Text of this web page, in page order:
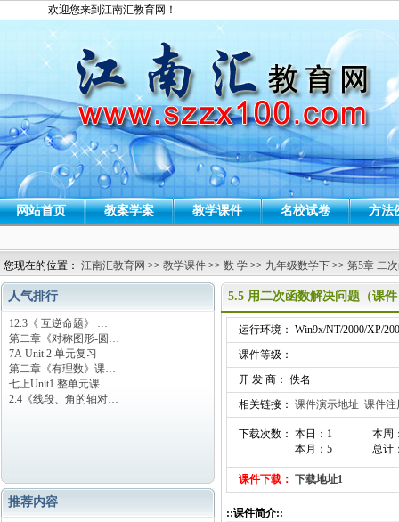
欢迎您来到江南汇教育网！
网站首页 教案学案 教学课件 名校试卷 方法
您现在的位置： 江南汇教育网 >> 教学课件 >> 数 学 >> 九年级数学下 >> 第5章 二
人气排行
12.3《 互逆命题》 …
第二章《对称图形-圆…
7A Unit 2 单元复习
第二章《有理数》课…
七上Unit1 整单元课…
2.4《线段、角的轴对…
推荐内容
5.5 用二次函数解决问题（课
运行环境： Win9x/NT/2000/XP/
课件等级：
开 发 商： 佚名
相关链接： 课件演示地址 课件注
下载次数： 本日：1
本月：5
本周
总计
课件下载： 下载地址1
::课件简介::